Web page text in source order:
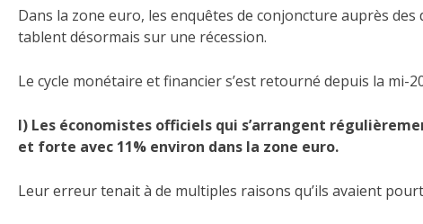
Dans la zone euro, les enquêtes de conjoncture auprès
tablent désormais sur une récession.
Le cycle monétaire et financier s’est retourné depuis la mi-
I) Les économistes officiels qui s’arrangent
et forte avec 11% environ dans la zone euro.
Leur erreur tenait à de multiples raisons qu’ils avaient